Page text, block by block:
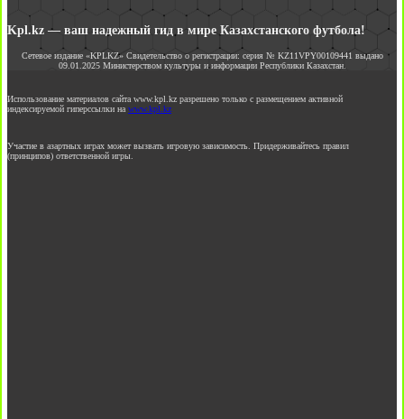
Kpl.kz — ваш надежный гид в мире Казахстанского футбола!
Сетевое издание «KPLKZ» Свидетельство о регистрации: серия № KZ11VPY00109441 выдано
09.01.2025 Министерством культуры и информации Республики Казахстан.
Использование материалов сайта www.kpl.kz разрешено только с размещением активной
индексируемой гиперссылки на www.kpl.kz
Участие в азартных играх может вызвать игровую зависимость. Придерживайтесь правил
(принципов) ответственной игры.